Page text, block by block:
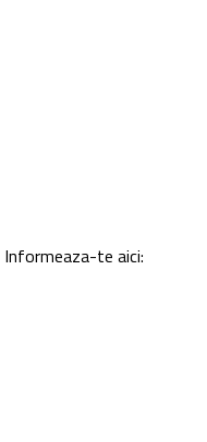
Informeaza-te aici: